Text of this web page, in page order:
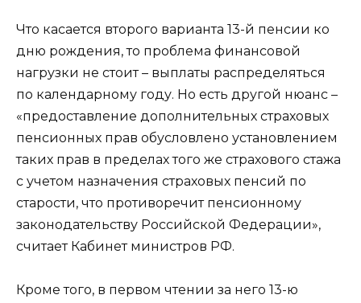
Что касается второго варианта 13-й пенсии ко
дню рождения, то проблема финансовой
нагрузки не стоит – выплаты распределяться
по календарному году. Но есть другой нюанс –
«предоставление дополнительных страховых
пенсионных прав обусловлено установлением
таких прав в пределах того же страхового стажа
с учетом назначения страховых пенсий по
старости, что противоречит пенсионному
законодательству Российской Федерации»,
считает Кабинет министров РФ.
Кроме того, в первом чтении за него 13-ю